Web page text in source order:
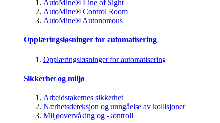
AutoMine® Line of Sight
AutoMine® Control Room
AutoMine® Autonomous
Opplæringsløsninger for automatisering
Opplæringsløsninger for automatisering
Sikkerhet og miljø
Arbeidstakernes sikkerhet
Nærhetsdeteksjon og unngåelse av kollisjoner
Miljøovervåking og -kontroll